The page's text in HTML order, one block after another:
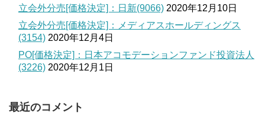
立会外分売[価格決定]：日新(9066) 2020年12月10日
立会外分売[価格決定]：メディアスホールディングス
(3154) 2020年12月4日
PO[価格決定]：日本アコモデーションファンド投資法人
(3226) 2020年12月1日
最近のコメント